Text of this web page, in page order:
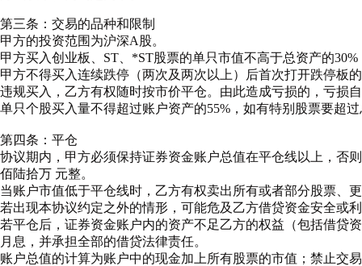
第三条：交易的品种和限制
甲方的投资范围为沪深A股。
甲方买入创业板、ST、*ST股票的单只市值不高于总资产的
甲方不得买入连续跌停（两次及两次以上）后首次打开跌停板
违规买入，乙方有权随时按市价平仓。由此造成亏损的，亏损
单只个股买入量不得超过账户资产的55%，如有特别股票要超
第四条：平仓
协议期内，甲方必须保持证券资金账户总值在平仓线以上，否
佰陆拾万 元整。
当账户市值低于平仓线时，乙方有权卖出所有或者部分股票、
若出现本协议约定之外的情形，可能危及乙方借贷资金安全或
若平仓后，证券资金账户内的资产不足乙方的权益（包括借贷
月息，并承担全部的借贷法律责任。
账户总值的计算为账户中的现金加上所有股票的市值；禁止交